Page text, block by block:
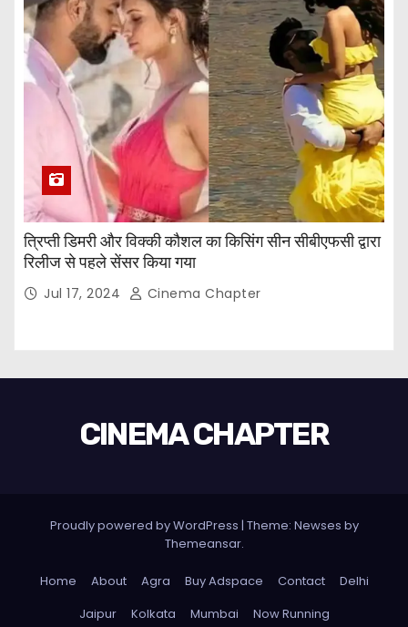
त्रिप्ती डिमरी और विक्की कौशल का किसिंग सीन सीबीएफसी द्वारा
रिलीज से पहले सेंसर किया गया
Jul 17, 2024 Cinema Chapter
CINEMA CHAPTER
Proudly powered by WordPress | Theme: Newses by
Themeansar.
Home About Agra Buy Adspace Contact
Delhi
Jaipur
Kolkata Mumbai Now Running